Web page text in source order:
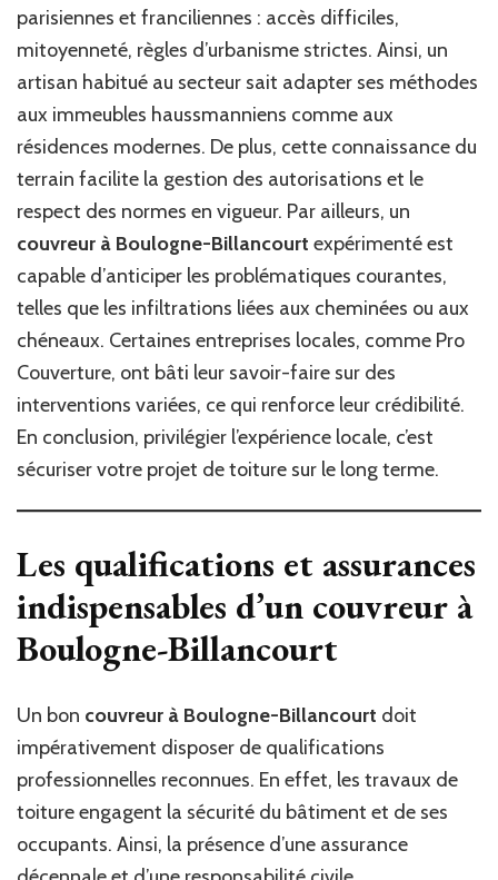
parisiennes et franciliennes : accès difficiles,
mitoyenneté, règles d’urbanisme strictes. Ainsi, un
artisan habitué au secteur sait adapter ses méthodes
aux immeubles haussmanniens comme aux
résidences modernes. De plus, cette connaissance du
terrain facilite la gestion des autorisations et le
respect des normes en vigueur. Par ailleurs, un
couvreur à Boulogne-Billancourt expérimenté est
capable d’anticiper les problématiques courantes,
telles que les infiltrations liées aux cheminées ou aux
chéneaux. Certaines entreprises locales, comme Pro
Couverture, ont bâti leur savoir-faire sur des
interventions variées, ce qui renforce leur crédibilité.
En conclusion, privilégier l’expérience locale, c’est
sécuriser votre projet de toiture sur le long terme.
Les qualifications et assurances
indispensables d’un couvreur à
Boulogne-Billancourt
Un bon couvreur à Boulogne-Billancourt doit
impérativement disposer de qualifications
professionnelles reconnues. En effet, les travaux de
toiture engagent la sécurité du bâtiment et de ses
occupants. Ainsi, la présence d’une assurance